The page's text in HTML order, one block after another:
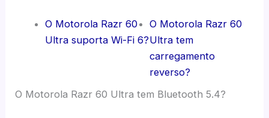
O Motorola Razr 60
Ultra suporta Wi-Fi 6?
O Motorola Razr 60
Ultra tem
carregamento
reverso?
O Motorola Razr 60 Ultra tem Bluetooth 5.4?